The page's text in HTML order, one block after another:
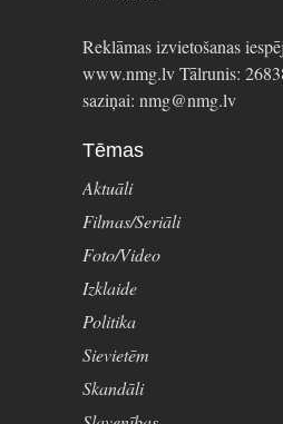
Reklāmas izvietošanas
www.nmg.lv Tālrunis:
saziņai: nmg@nmg.lv
Tēmas
Aktuāli
Filmas/Seriāli
Foto/Video
Izklaide
Politika
Sievietēm
Skandāli